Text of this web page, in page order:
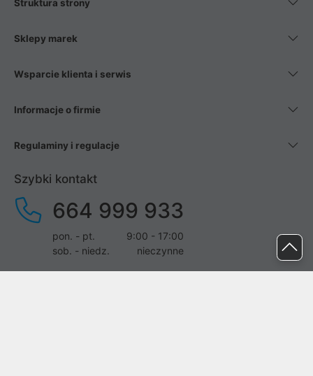
Struktura strony
Sklepy marek
Wsparcie klienta i serwis
Informacje o firmie
Regulaminy i regulacje
Szybki kontakt
664 999 933
pon. - pt.
9:00 - 17:00
sob. - niedz.
nieczynne